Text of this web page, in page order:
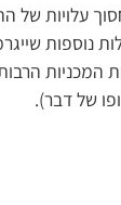
עלויות של
נוספות
שקלים (אגב, לאור
של דבר).